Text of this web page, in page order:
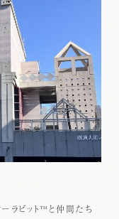
ラビット™と仲間たち